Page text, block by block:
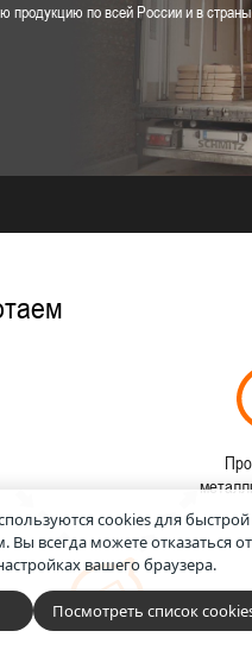
продукцию по всей России и в
cookies для
Вы всегда можете отказаться
вашего браузера.
Посмотреть список